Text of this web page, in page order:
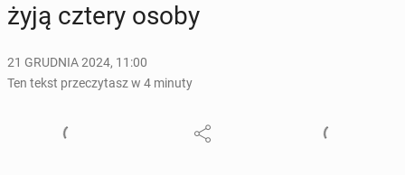
żyją cztery osoby
21 GRUDNIA 2024, 11:00
Ten tekst przeczytasz w 4 minuty